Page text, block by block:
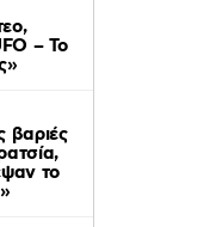
– Το
βαριές
το